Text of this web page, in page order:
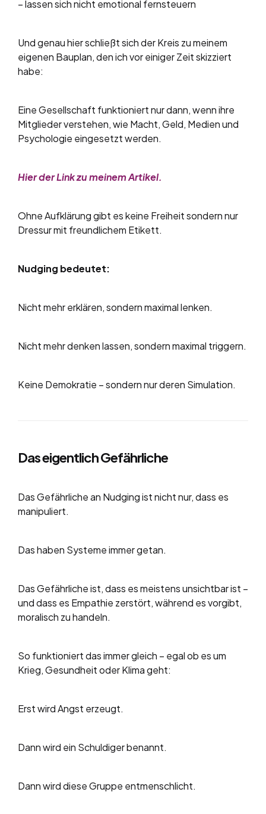
– lassen sich nicht emotional fernsteuern
Und genau hier schließt sich der Kreis zu meinem
eigenen Bauplan, den ich vor einiger Zeit skizziert
habe:
Eine Gesellschaft funktioniert nur dann, wenn ihre
Mitglieder verstehen, wie Macht, Geld, Medien und
Psychologie eingesetzt werden.
Hier der Link zu meinem Artikel.
Ohne Aufklärung gibt es keine Freiheit sondern nur
Dressur mit freundlichem Etikett.
Nudging bedeutet:
Nicht mehr erklären, sondern maximal lenken.
Nicht mehr denken lassen, sondern maximal triggern.
Keine Demokratie – sondern nur deren Simulation.
Das eigentlich Gefährliche
Das Gefährliche an Nudging ist nicht nur, dass es
manipuliert.
Das haben Systeme immer getan.
Das Gefährliche ist, dass es meistens unsichtbar ist –
und dass es Empathie zerstört, während es vorgibt,
moralisch zu handeln.
So funktioniert das immer gleich – egal ob es um
Krieg, Gesundheit oder Klima geht:
Erst wird Angst erzeugt.
Dann wird ein Schuldiger benannt.
Dann wird diese Gruppe entmenschlicht.